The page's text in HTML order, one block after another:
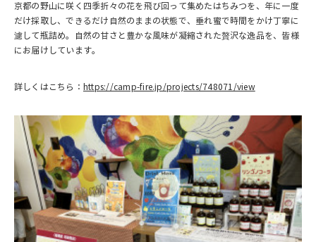
京都の野山に咲く四季折々の花を飛び回って集めたはちみつを、年に一度
だけ採取し、できるだけ自然のままの状態で、垂れ蜜で時間をかけ丁寧に
濾して瓶詰め。自然の甘さと豊かな風味が凝縮された贅沢な逸品を、皆様
にお届けしています。
詳しくはこちら： https://camp-fire.jp/projects/748071/view